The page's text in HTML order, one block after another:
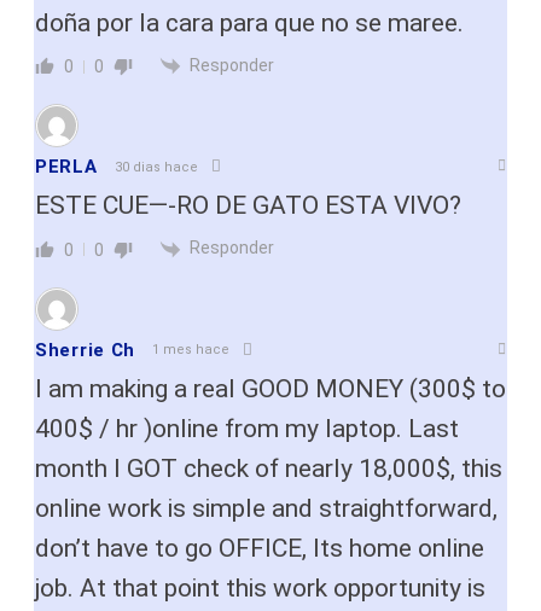
doña por la cara para que no se maree.
0 0 Responder
PERLA 30 dias hace
ESTE CUE—-RO DE GATO ESTA VIVO?
0 0 Responder
Sherrie Ch 1 mes hace
I am making a real GOOD MONEY (300$ to
400$ / hr )online from my laptop. Last
month I GOT check of nearly 18,000$, this
online work is simple and straightforward,
don’t have to go OFFICE, Its home online
job. At that point this work opportunity is